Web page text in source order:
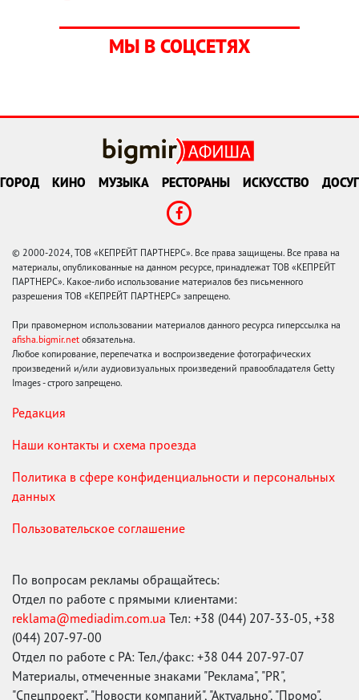
МЫ В СОЦСЕТЯХ
ГОРОД КИНО МУЗЫКА РЕСТОРАНЫ ИСКУССТВО ДОСУГ
© 2000-2024, ТОВ «КЕПРЕЙТ ПАРТНЕРС». Все права защищены. Все права на
материалы, опубликованные на данном ресурсе, принадлежат ТОВ «КЕПРЕЙТ
ПАРТНЕРС». Какое-либо использование материалов без письменного
разрешения ТОВ «КЕПРЕЙТ ПАРТНЕРС» запрещено.
При правомерном использовании материалов данного ресурса гиперссылка на
afisha.bigmir.net обязательна.
Любое копирование, перепечатка и воспроизведение фотографических
произведений и/или аудиовизуальных произведений правообладателя Getty
Images - строго запрещено.
Редакция
Наши контакты и схема проезда
Политика в сфере конфиденциальности и персональных
данных
Пользовательское соглашение
По вопросам рекламы обращайтесь:
Отдел по работе с прямыми клиентами:
reklama@mediadim.com.ua Тел: +38 (044) 207-33-05, +38
(044) 207-97-00
Отдел по работе с РА: Тел./факс: +38 044 207-97-07
Материалы, отмеченные знаками "Реклама", "PR",
"Спецпроект", "Новости компаний", "Актуально", "Промо",